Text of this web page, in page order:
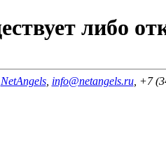
либо
NetAngels, info@netangels.ru, +7